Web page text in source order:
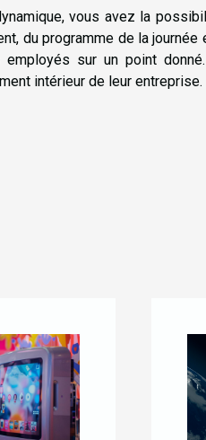
vous avez la
du programme de la
sur un point
intérieur de leur entreprise.